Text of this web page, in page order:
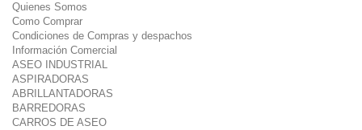
Quienes Somos
Como Comprar
Condiciones de Compras y despachos
Información Comercial
ASEO INDUSTRIAL
ASPIRADORAS
ABRILLANTADORAS
BARREDORAS
CARROS DE ASEO